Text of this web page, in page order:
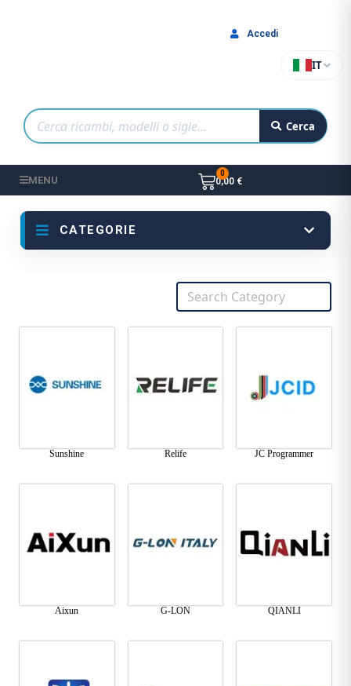
Cerca
IT
Accedi
MENU 0,00 €
CATEGORIE
Sunshine Relife JC Programmer
Aixun G-LON QIANLI